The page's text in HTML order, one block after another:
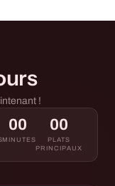
!
00
MINUTES
00
PLATS
PRINCIPAUX